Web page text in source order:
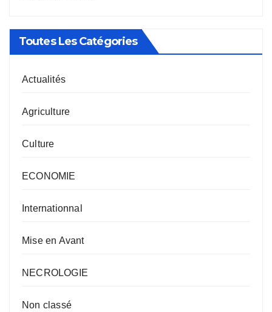
Toutes Les Catégories
Actualités
Agriculture
Culture
ECONOMIE
Internationnal
Mise en Avant
NECROLOGIE
Non classé